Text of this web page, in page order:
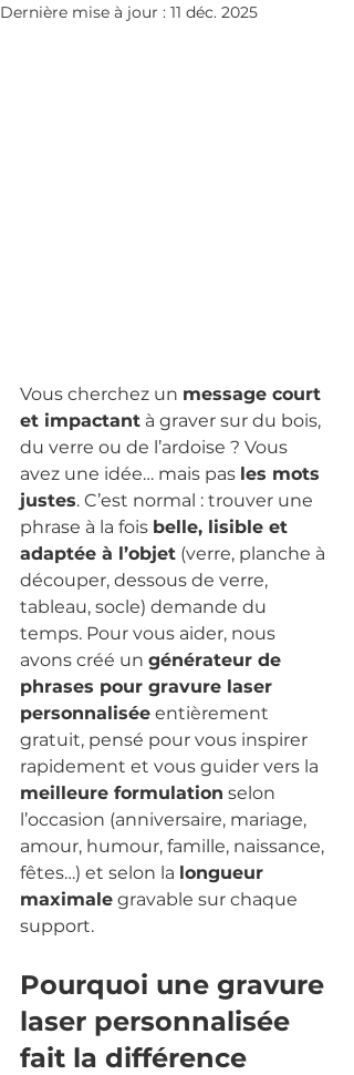
Dernière mise à jour : 11 déc. 2025
Vous cherchez un message court
et impactant à graver sur du bois,
du verre ou de l’ardoise ? Vous
avez une idée… mais pas les mots
justes. C’est normal : trouver une
phrase à la fois belle, lisible et
adaptée à l’objet (verre, planche à
découper, dessous de verre,
tableau, socle) demande du
temps. Pour vous aider, nous
avons créé un générateur de
phrases pour gravure laser
personnalisée entièrement
gratuit, pensé pour vous inspirer
rapidement et vous guider vers la
meilleure formulation selon
l’occasion (anniversaire, mariage,
amour, humour, famille, naissance,
fêtes…) et selon la longueur
maximale gravable sur chaque
support.
Pourquoi une gravure
laser personnalisée
fait la différence